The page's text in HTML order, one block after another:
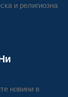
и религиозна
новини в